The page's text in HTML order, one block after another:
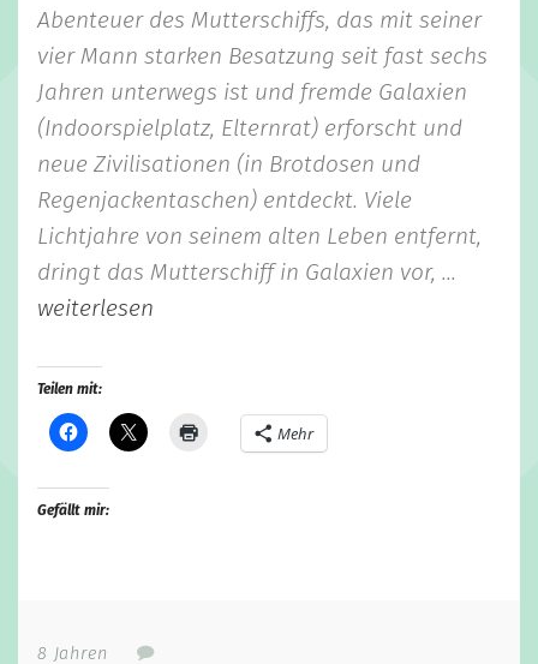
Abenteuer des Mutterschiffs, das mit seiner
vier Mann starken Besatzung seit fast sechs
Jahren unterwegs ist und fremde Galaxien
(Indoorspielplatz, Elternrat) erforscht und
neue Zivilisationen (in Brotdosen und
Regenjackentaschen) entdeckt. Viele
Lichtjahre von seinem alten Leben entfernt,
dringt das Mutterschiff in Galaxien vor, ...
weiterlesen
Teilen mit:
Mehr
Gefällt mir:
8 Jahren